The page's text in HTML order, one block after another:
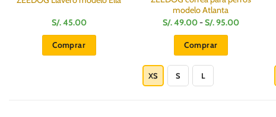
S/.45.00
Comprar
modelo Atlanta
S/.49.00-S/.95.00Rango
Comprar
producto
tiene
XS S L